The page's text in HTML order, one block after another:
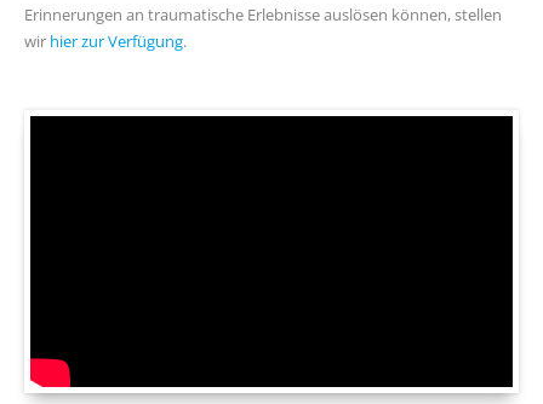
Erinnerungen an traumatische Erlebnisse auslösen können, stellen
wir hier zur Verfügung.